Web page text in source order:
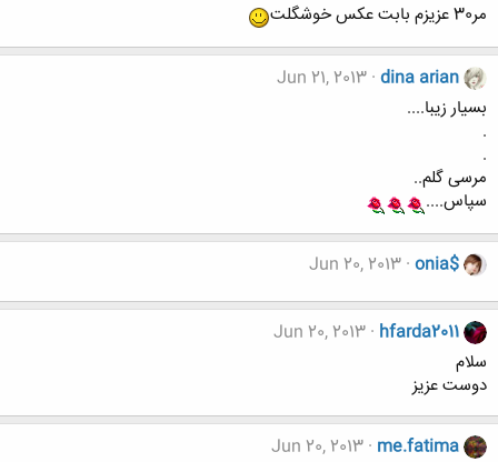
مر30 عزیزم بابت عکس خوشگلت
dina arian
Jun 21, 2013
بسیار زیبا....
.
.
مرسی گلم..
سپاس....
onia$
Jun 20, 2013
hfarda2011
Jun 20, 2013
سلام
دوست عزیز
me.fatima
Jun 20, 2013